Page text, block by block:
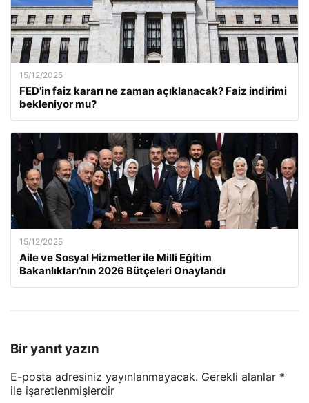
15/12/2025
FED’in faiz kararı ne zaman açıklanacak? Faiz indirimi
bekleniyor mu?
15/12/2025
Aile ve Sosyal Hizmetler ile Milli Eğitim
Bakanlıkları’nın 2026 Bütçeleri Onaylandı
Bir yanıt yazın
E-posta adresiniz yayınlanmayacak. Gerekli alanlar *
ile işaretlenmişlerdir